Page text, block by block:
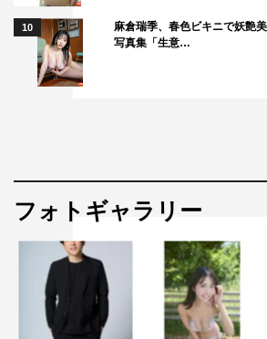
10
麻倉瑞季、春色ビキニで妖艶
写真集「生意…
フォトギャラリー